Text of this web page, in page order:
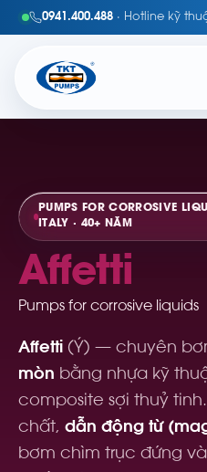
0941.400.488 · Hotline kỹ
PUMPS FOR CORROSIVE
ITALY · 40+ NĂM
Affetti
Pumps for corrosive liquids
Affetti (Ý) — chuyên
mòn bằng nhựa kỹ
composite sợi thuỷ
chất, dẫn động từ
bơm chìm trục đứng